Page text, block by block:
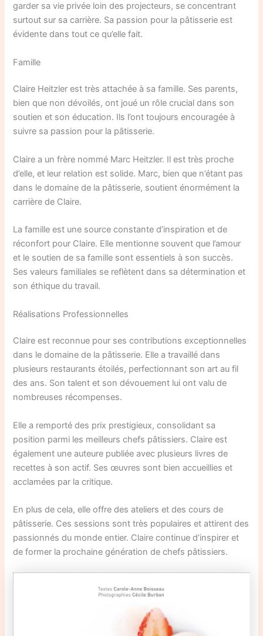
garder sa vie privée loin des projecteurs, se concentrant
surtout sur sa carrière. Sa passion pour la pâtisserie est
évidente dans tout ce qu’elle fait.
Famille
Claire Heitzler est très attachée à sa famille. Ses parents,
bien que non dévoilés, ont joué un rôle crucial dans son
soutien et son éducation. Ils l’ont toujours encouragée à
suivre sa passion pour la pâtisserie.
Claire a un frère nommé Marc Heitzler. Il est très proche
d’elle, et leur relation est solide. Marc, bien que n’étant pas
dans le domaine de la pâtisserie, soutient énormément la
carrière de Claire.
La famille est une source constante d’inspiration et de
réconfort pour Claire. Elle mentionne souvent que l’amour
et le soutien de sa famille sont essentiels à son succès.
Ses valeurs familiales se reflètent dans sa détermination et
son éthique du travail.
Réalisations Professionnelles
Claire est reconnue pour ses contributions exceptionnelles
dans le domaine de la pâtisserie. Elle a travaillé dans
plusieurs restaurants étoilés, perfectionnant son art au fil
des ans. Son talent et son dévouement lui ont valu de
nombreuses récompenses.
Elle a remporté des prix prestigieux, consolidant sa
position parmi les meilleurs chefs pâtissiers. Claire est
également une auteure publiée avec plusieurs livres de
recettes à son actif. Ses œuvres sont bien accueillies et
acclamées par la critique.
En plus de cela, elle offre des ateliers et des cours de
pâtisserie. Ces sessions sont très populaires et attirent des
passionnés du monde entier. Claire continue d’inspirer et
de former la prochaine génération de chefs pâtissiers.